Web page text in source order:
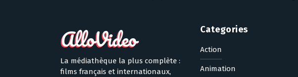
La médiathèque la plus complète :
films français et internationaux,
Categories
Action
Animation